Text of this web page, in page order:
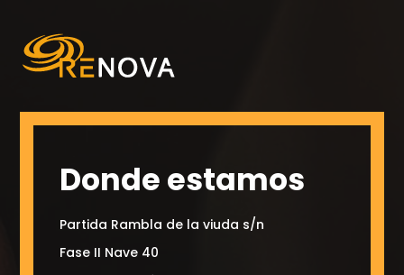
Donde estamos
Partida Rambla de la viuda s/n
Fase II Nave 40